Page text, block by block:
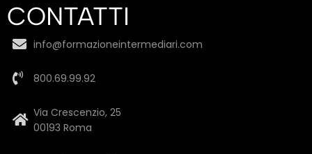
CONTATTI
info@formazioneintermediari.com
800.69.99.92
Via Crescenzio, 25
00193 Roma